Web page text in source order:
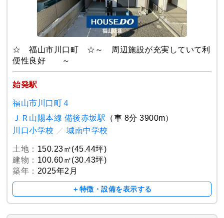
☆ 福山市川口町 ☆～ 周辺施設が充実していて利
便性良好 ～
始発駅
福山市川口町４
ＪＲ山陽本線 備後赤坂駅 （車 8分 3900m）
川口小学校 ／ 城南中学校
土地： 150.23㎡(45.44坪)
建物： 100.60㎡(30.43坪)
築年： 2025年2月
＋特徴・設備を表示する